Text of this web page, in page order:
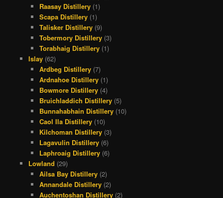
Raasay Distillery (1)
Scapa Distillery (1)
Talisker Distillery (9)
Tobermory Distillery (3)
Torabhaig Distillery (1)
Islay(62)
Ardbeg Distillery (7)
Ardnahoe Distillery (1)
Bowmore Distillery (4)
Bruichladdich Distillery (5)
Bunnahabhain Distillery (10)
Caol Ila Distillery (10)
Kilchoman Distillery (3)
Lagavulin Distillery (6)
Laphroaig Distillery (6)
Lowland (29)
Ailsa Bay Distillery (2)
Annandale Distillery (2)
Auchentoshan Distillery (2)